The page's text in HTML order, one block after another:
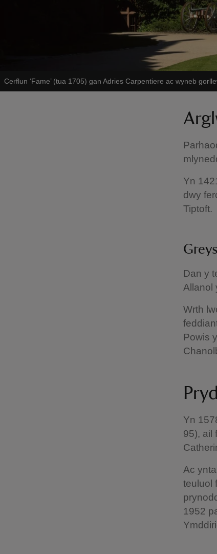
Cerflun ‘Fame’ (tua 1705) gan Adries Carpentiere ac wyneb
Yn
dwy
Tiptoft.
Dan y
Allanol
Wrth
Powis
Yn
95), ail
Ac
teuluol
1952